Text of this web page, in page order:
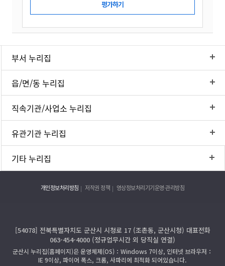
부서 누리집
읍/면/동 누리집
직속기관/사업소 누리집
유관기관 누리집
기타 누리집
개인정보처리방침 저작권 정책 영상정보처리기기운영·관리방침
[54078] 전북특별자치도 군산시 시청로 17 (조촌동, 군산시청) 대표전화
063-454-4000 (정규업무시간 외 당직실 연결)
군산시 누리집(홈페이지)은 운영체제(OS)：Windows 7이상, 인터넷 브라우저：
IE 9이상, 파이어 폭스, 크롬, 사파리에 최적화 되어있습니다.